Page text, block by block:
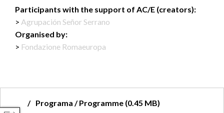
Participants with the support of AC/E (creators):
Agrupación Señor Serrano
Organised by:
Fondazione Romaeuropa
Programa / Programme (0.45 MB)